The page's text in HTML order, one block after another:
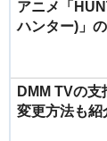
アニメ「
ハンター)」
DMM TVの
変更方法も紹